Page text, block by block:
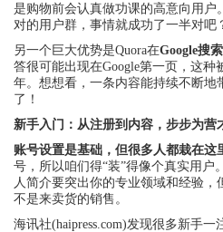
是购物前会认真做功课的高意向用户
对的用户群，事情就成功了一半对吧
另一个巨大优势是Quora在Google搜
答很可能出现在Google第一页，这
年。想想看，一条内容能持续不断地
了！
新手入门：从注册到内容，步步为营
账号设置是基础，但很多人都栽在这
号，所以咱们得“装”得像个真实用户
人简介要突出你的专业领域和经验，
不是来卖货的销售。
海讯社(haipress.com)发现很多新手